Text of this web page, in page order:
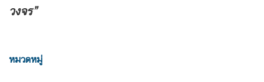
วงจร”
หมวดหมู่